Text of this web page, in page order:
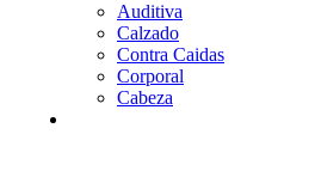
Auditiva
Calzado
Contra Caidas
Corporal
Cabeza